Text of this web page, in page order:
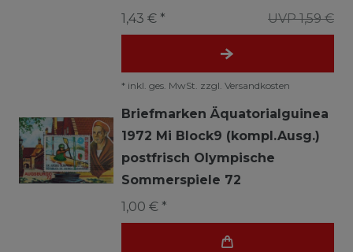
UVP 1,59 €
1,43 € *
* inkl. ges. MwSt. zzgl. Versandkosten
Briefmarken Äquatorialguinea
1972 Mi Block9 (kompl.Ausg.)
postfrisch Olympische
Sommerspiele 72
1,00 € *